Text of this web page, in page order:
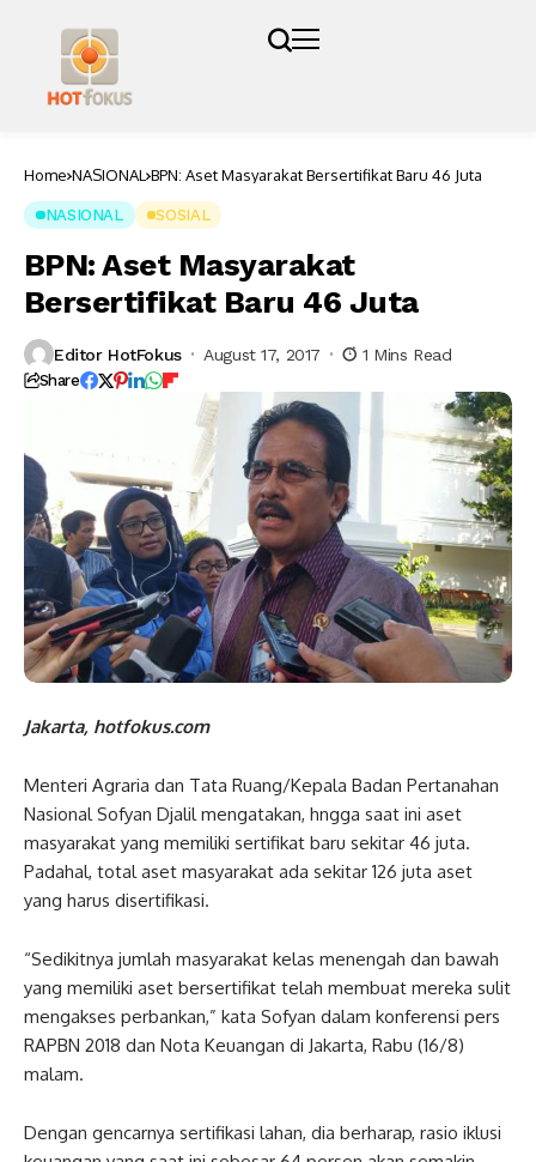
Home NASIONAL BPN: Aset Masyarakat Bersertifikat Baru 46 Juta
NASIONAL SOSIAL
BPN: Aset Masyarakat
Bersertifikat Baru 46 Juta
Editor HotFokus August 17, 2017 1 Mins Read
Share
Jakarta, hotfokus.com
Menteri Agraria dan Tata Ruang/Kepala Badan Pertanahan
Nasional Sofyan Djalil mengatakan, hngga saat ini aset
masyarakat yang memiliki sertifikat baru sekitar 46 juta.
Padahal, total aset masyarakat ada sekitar 126 juta aset
yang harus disertifikasi.
“Sedikitnya jumlah masyarakat kelas menengah dan bawah
yang memiliki aset bersertifikat telah membuat mereka sulit
mengakses perbankan,” kata Sofyan dalam konferensi pers
RAPBN 2018 dan Nota Keuangan di Jakarta, Rabu (16/8)
malam.
Dengan gencarnya sertifikasi lahan, dia berharap, rasio iklusi